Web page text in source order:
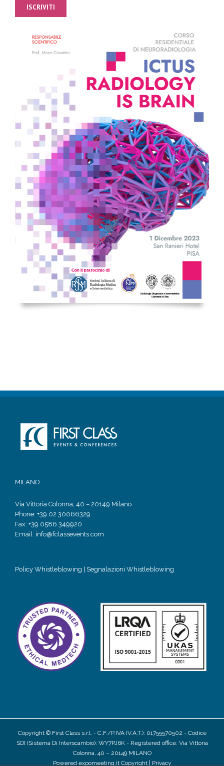
ISCRIVITI
MILANO
Via Vittoria Colonna, 40 – 20149 Milano
Phone: +39 02 30066329
Fax: +39 0586 349920
Email: info@fclassevents.com
Policy Whistleblowing | Segnalazioni Whistleblowing
Copyright © First Class s.r.l. - C.F./P.IVA (V.A.T.): 01755570502 - Codice
SDI (Sistema Di Interscambio): WY7PJ6K - Registered office: Via Vittoria
Colonna, 40 – 20149 MILANO
Powered expomeeting.it Copyright| Privacy